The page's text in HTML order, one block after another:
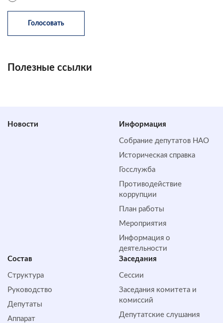
Полезные ссылки
Новости Информация
Собрание депутатов НАО
Историческая справка
Госслужба
Противодействие
коррупции
План работы
Мероприятия
Информация о
деятельности
Состав
Структура
Руководство
Депутаты
Аппарат
Заседания
Сессии
Заседания комитета и
комиссий
Депутатские слушания